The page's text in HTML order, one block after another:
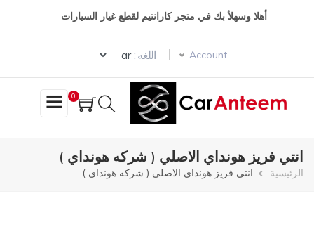
أهلا وسهلأ بك في متجر كارانتيم لقطع غيار السيارات
Account اللغه :
Select your language
0
انتي فريز هونداي الاصلي ( شركه هونداي )
مسار
الرئيسية انتي فريز هونداي الاصلي ( شركه هونداي )